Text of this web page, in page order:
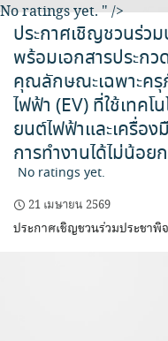
No ratings yet." />
ประกาศเชิญชวนร่ว
พร้อมเอกสารประก
คุณลักษณะเฉพาะค
ไฟฟ้า (EV) ที่ใช้เทค
ยนต์ไฟฟ้าและเครื่อ
การทำงานได้ไม่น้อ
No ratings yet.
21 เมษายน 2569
ประกาศเชิญชวนร่วมประชา